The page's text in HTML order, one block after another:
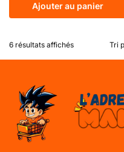
Ajouter au panier
6 résultats affichés